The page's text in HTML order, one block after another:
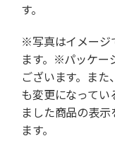
す。
※写真はイメージ
ます。※パッケー
ございます。ま
も変更になってい
ました商品の表
ます。